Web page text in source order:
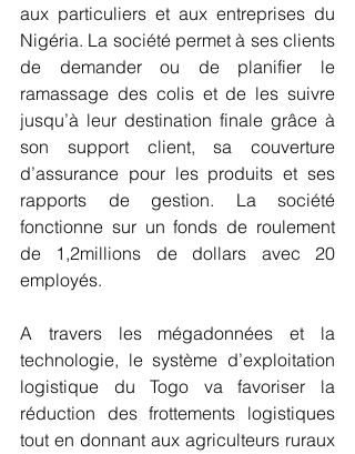
aux particuliers et aux entreprises du
Nigéria. La société permet à ses clients
de demander ou de planifier le
ramassage des colis et de les suivre
jusqu’à leur destination finale grâce à
son support client, sa couverture
d’assurance pour les produits et ses
rapports de gestion. La société
fonctionne sur un fonds de roulement
de 1,2millions de dollars avec 20
employés.
A travers les mégadonnées et la
technologie, le système d’exploitation
logistique du Togo va favoriser la
réduction des frottements logistiques
tout en donnant aux agriculteurs ruraux